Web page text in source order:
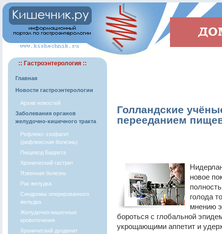
:: Гастроэнтерология ::
Главная
Новости гастроэнтерологии
Архив новостей
Заболевания органов
желудочно-кишечного тракта
Рефлюкс-эзофагит
(рефлюксная болезнь)
Пищевод Баррета
Хронический гастрит
Язвенная болезнь
Рак желудка
Синдромы оперированного
желудка
Желудочно-кишечные
кровотечения
Хронический дуоденит
Голландские
перееданием
новое
голода
мнению
бороться с глобальной
укрощающими аппетит и